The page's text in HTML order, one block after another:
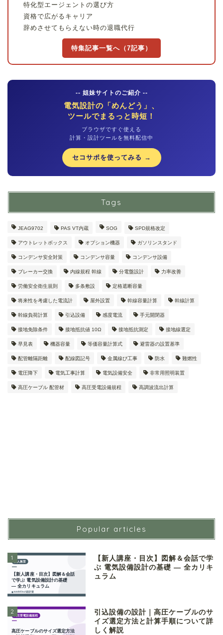
特化型エージェントの選び方
資格で広がるキャリア
辞めさせてもらえない時の退職代行
特集記事一覧へ（7記事）
-- 姐妹サイトのご紹介 --
電気設計の「めんどう」、
ツールでまるっと時短！
ブラウザですぐ使える
計算・設計ツールを無料配信中
セコサポを使ってみる →
Tags
JEAG9702 PAS VT内蔵 SOG SPD規格改定
アウトレットボックス オプション機器 ガソリンスタンド
コンデンサ安全対策 コンデンサ容量 コンデンサ設備
ブレーカー交換 内線規程 幹線 分電盤設計 力率改善
労働安全衛生規則 多条敷設 定格遮断容量
将来性を考慮した電流計 屋外設置 幹線容量計算 幹線計算
幹線負荷計算 引込設備 感度電流 手元開閉器
接地免除条件 接地抵抗値 10Ω 接地抵抗測定 接地線選定
早見表 機器容量 等価容量計算式 避雷器の設置基準
配管離隔距離 配線図記号 金属線ぴ工事 防水 難燃性
電圧降下 電気工事計算 電気設備安全 非常用照明装置
高圧ケーブル 配管材 高圧受電設備規程 高調波流出計算
Popular articles
1
【新人講座・目次】図解＆会話で学
ぶ 電気設備設計の基礎 ― 全カリキ
ュラム
2
引込設備の設計｜高圧ケーブルのサ
イズ選定方法と計算手順について詳
しく解説